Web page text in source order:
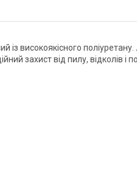
із високоякісного поліуретану.
захист від пилу, відколів і